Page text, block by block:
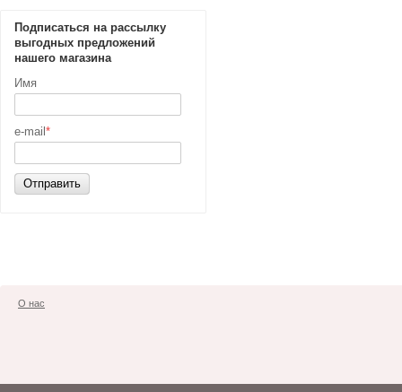
Подписаться на рассылку
выгодных предложений
нашего магазина
Имя
e-mail *
Отправить
О нас